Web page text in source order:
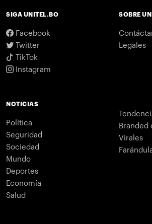
SIGA UNITEL.BO
Facebook
Twitter
TikTok
Instagram
SOBRE
Legales
NOTICIAS
Política
Seguridad
Sociedad
Mundo
Deportes
Economía
Salud
Branded
Virales